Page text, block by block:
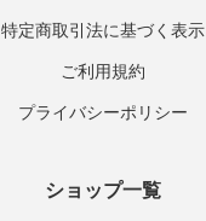
特定商取引法に基づく表示
ご利用規約
プライバシーポリシー
ショップ一覧